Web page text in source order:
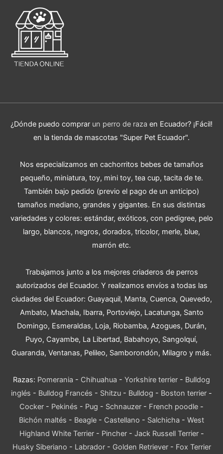
¿Dónde puedo comprar un perro de raza en Ecuador? ¡Fácil!
en la tienda de mascotas "Super Pet Ecuador".
Nos especializamos en cachorritos bebes de tamaños
pequeño, miniatura, toy, mini toy, tea cup, tacita de te.
También bajo pedido (previo el pago de un anticipo)
tamaños mediano, grandes y gigantes. En sus distintas
variedades y colores: estándar, exóticos, con pedigree, pelo
largo, blancos, negros, dorados, tricolor, merle, blue,
marrón etc.
Trabajamos junto a los mejores criaderos de perros
autorizados del Ecuador. Y realizamos envíos a todas las
ciudades del Ecuador: Guayaquil, Manta, Cuenca, Quevedo,
Ambato, Machala, Ibarra, Portoviejo, Lacatunga, Santo
Domingo, Esmeraldas, Loja, Riobamba, Azogues, Durán,
Puyo, Cayambe, La Libertad, Babahoyo, Sangolquí,
Guaranda, Ventanas, Pelileo, Samborondón, Milagro y más.
Razas: Pomerania - Chihuahua - Yorkshire terrier - Bulldog
inglés - Bulldog Francés - Shitzu - Bulldog - Boston terrier -
Cocker - Pekinés - Pug - Schnauzer - French poodle -
Bichón maltés - Beagle - Castellano - Salchicha - West
Highland White Terrier- Pincher- Jack Russell Terrier-
Husky Siberiano - Labrador- Golden Retriever- Fox Terrier